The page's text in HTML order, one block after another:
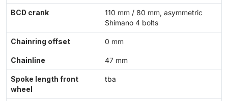
BCD crank
110 mm / 80 mm, asymmetric
Shimano 4 bolts
Chainring offset 0 mm
Chainline 47 mm
Spoke length front
wheel
tba